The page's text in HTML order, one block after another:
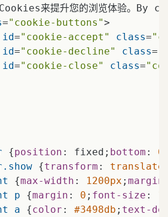
Cookies来提升您的浏览体验
="cookie-buttons">
id="cookie-accept" class=
id="cookie-decline" class=
id="cookie-close" class=
{position : fixed; bottom : 0
.show {transform :
{max-width : 1200px ; margin
p {margin : 0 ; font-size :
a {color : #3498db ; text-